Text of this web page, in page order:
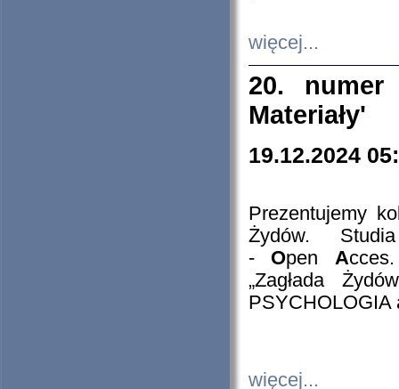
więcej...
20. numer
Materiały'
19.12.2024
Prezentujemy
Żydów.
- Open A
„Zagłada
PSYCHOLOGIA
więcej...